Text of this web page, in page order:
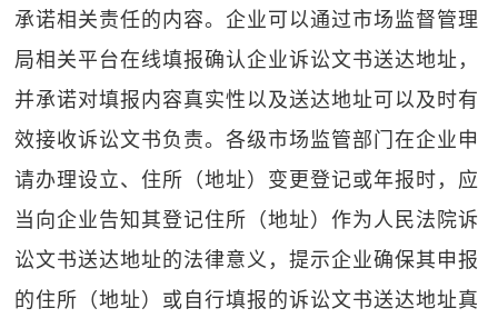
承诺相关责任的内容。企业可以通过市场监督管理
局相关平台在线填报确认企业诉讼文书送达地址，
并承诺对填报内容真实性以及送达地址可以及时有
效接收诉讼文书负责。各级市场监管部门在企业申
请办理设立、住所（地址）变更登记或年报时，应
当向企业告知其登记住所（地址）作为人民法院诉
讼文书送达地址的法律意义，提示企业确保其申报
的住所（地址）或自行填报的诉讼文书送达地址真